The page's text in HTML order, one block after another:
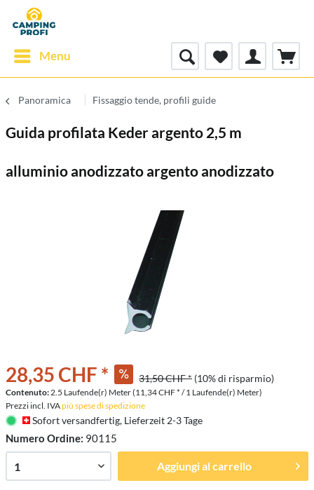
Menu
Panoramica Fissaggio tende, profili guide
Guida profilata Keder argento 2,5 m
alluminio anodizzato argento anodizzato
28,35 CHF * 31,50 CHF * (10% di risparmio)
Contenuto:2.5 Laufende(r) Meter (11,34 CHF * / 1 Laufende(r) Meter)
Prezzi incl. IVApiù spese di spedizione
Sofort versandfertig, Lieferzeit 2-3 Tage
Numero Ordine: 90115
Aggiungi al carrello